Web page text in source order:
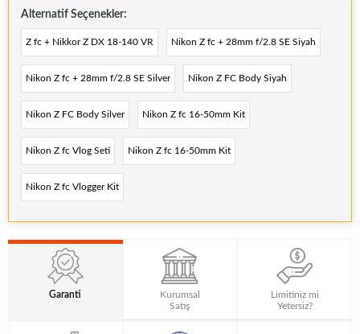
Alternatif Seçenekler:
Z fc + Nikkor Z DX 18-140 VR Nikon Z fc + 28mm f/2.8 SE Siyah
Nikon Z fc + 28mm f/2.8 SE Silver Nikon Z FC Body Siyah
Nikon Z FC Body Silver Nikon Z fc 16-50mm Kit
Nikon Z fc Vlog Seti Nikon Z fc 16-50mm Kit
Nikon Z fc Vlogger Kit
Garanti
Kurumsal
Satış
Limitiniz mi
Yetersiz?